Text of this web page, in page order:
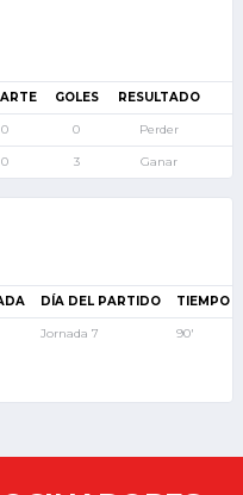
GOLES RESULTADO
0 0 Perder
0 3 Ganar
DÍA DEL PARTIDO TIEMPO
Jornada 7 90'